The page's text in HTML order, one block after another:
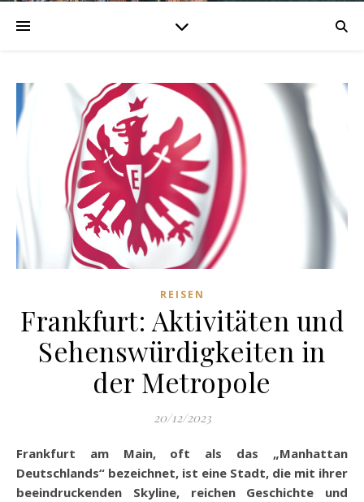
REISEN
Frankfurt: Aktivitäten und
Sehenswürdigkeiten in
der Metropole
20/12/2023
Frankfurt am Main, oft als das „Manhattan
Deutschlands“ bezeichnet, ist eine Stadt, die mit ihrer
beeindruckenden Skyline, reichen Geschichte und